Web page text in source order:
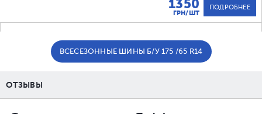
1350
ГРН/ШТ
ПОДРОБНЕЕ
ВСЕСЕЗОННЫЕ ШИНЫ Б/У 175 /65 R14
ОТЗЫВЫ